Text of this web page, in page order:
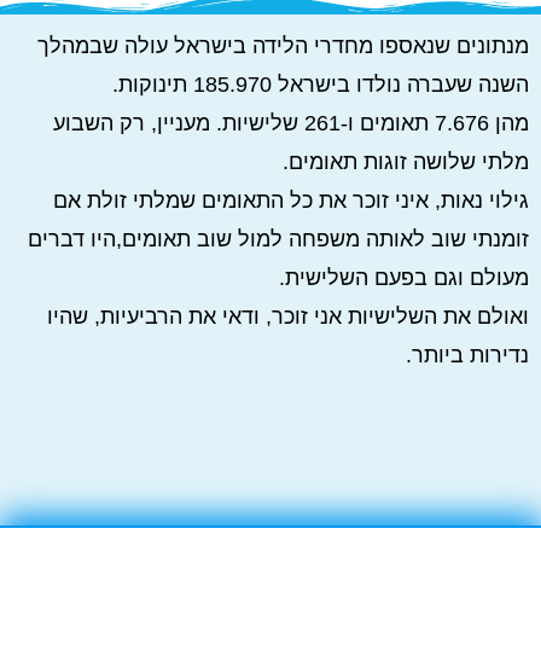
מנתונים שנאספו מחדרי הלידה בישראל עולה שבמהלך
השנה שעברה נולדו בישראל 185.970 תינוקות.
מהן 7.676 תאומים ו-261 שלישיות. מעניין, רק השבוע
מלתי שלושה זוגות תאומים.
גילוי נאות, איני זוכר את כל התאומים שמלתי זולת אם
זומנתי שוב לאותה משפחה למול שוב תאומים,היו דברים
מעולם וגם בפעם השלישית.
ואולם את השלישיות אני זוכר, ודאי את הרביעיות, שהיו
נדירות ביותר.